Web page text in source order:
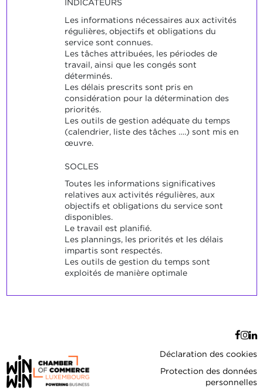
INDICATEURS
Les informations nécessaires aux activités
régulières, objectifs et obligations du
service sont connues.
Les tâches attribuées, les périodes de
travail, ainsi que les congés sont
déterminés.
Les délais prescrits sont pris en
considération pour la détermination des
priorités.
Les outils de gestion adéquate du temps
(calendrier, liste des tâches ….) sont mis en
œuvre.
SOCLES
Toutes les informations significatives
relatives aux activités régulières, aux
objectifs et obligations du service sont
disponibles.
Le travail est planifié.
Les plannings, les priorités et les délais
impartis sont respectés.
Les outils de gestion du temps sont
exploités de manière optimale
Déclaration des cookies
Protection des données
personnelles